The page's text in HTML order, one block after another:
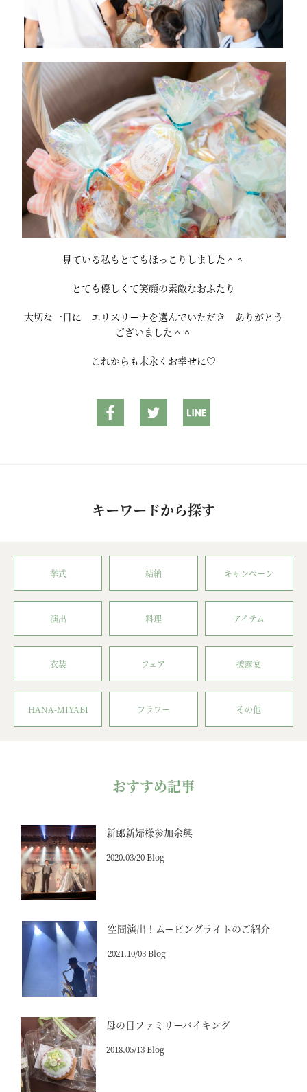
見ている私もとてもほっこりしました＾＾
とても優しくて笑顔の素敵なおふたり
大切な一日に エリスリーナを選んでいただき ありがとう
ございました＾＾
これからも末永くお幸せに♡
キーワードから探す
挙式 結納 キャンペーン
演出 料理 アイテム
衣装 フェア 披露宴
HANA-MIYABI フラワー その他
おすすめ記事
新郎新婦様参加余興
2020.03/20 Blog
空間演出！ムービングライトのご紹介
2021.10/03 Blog
母の日ファミリーバイキング
2018.05/13 Blog